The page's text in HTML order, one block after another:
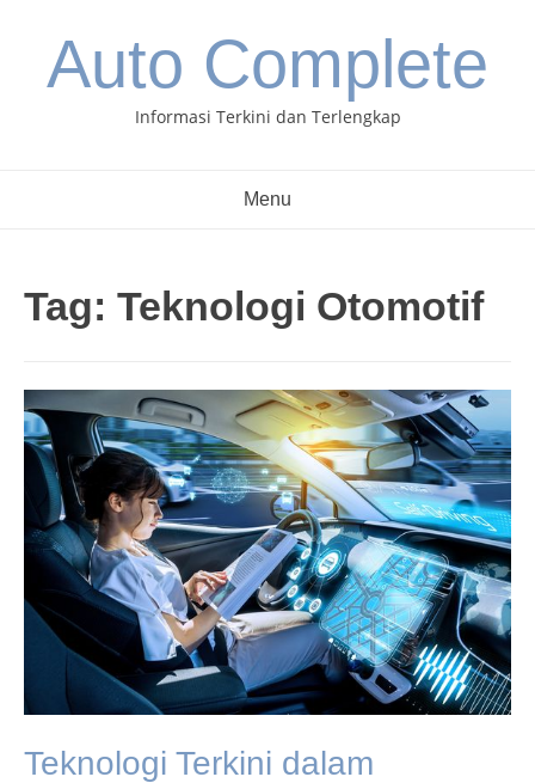
contentAuto Complete
Informasi Terkini dan Terlengkap
Menu
Tag: Teknologi Otomotif
Teknologi Terkini dalam